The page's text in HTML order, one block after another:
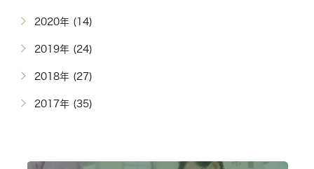
2020年 (14)
2019年 (24)
2018年 (27)
2017年 (35)